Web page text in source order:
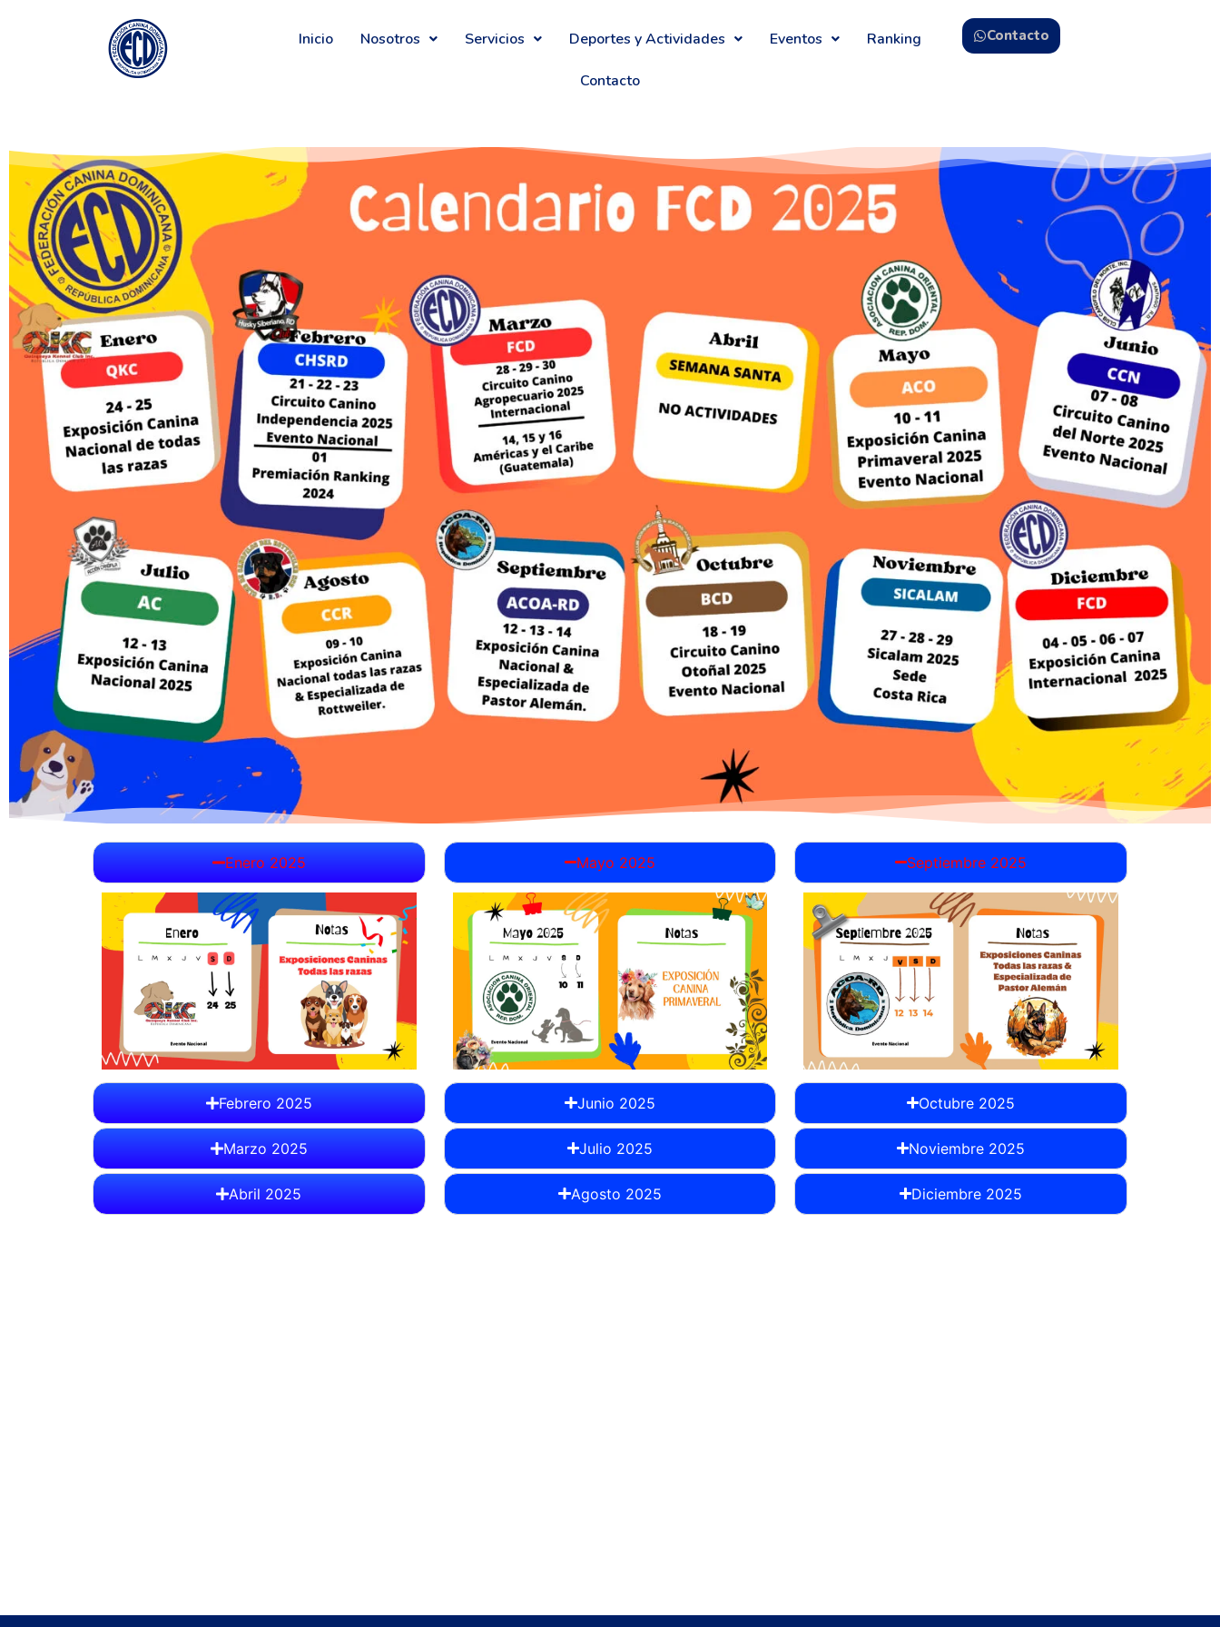
Inicio Nosotros Servicios Deportes y Actividades Eventos Ranking
Contacto
Contacto
Enero 2025
Febrero 2025
Marzo 2025
Abril 2025
Mayo 2025
Junio 2025
Julio 2025
Agosto 2025
Septiembre 2025
Octubre 2025
Noviembre 2025
Diciembre 2025